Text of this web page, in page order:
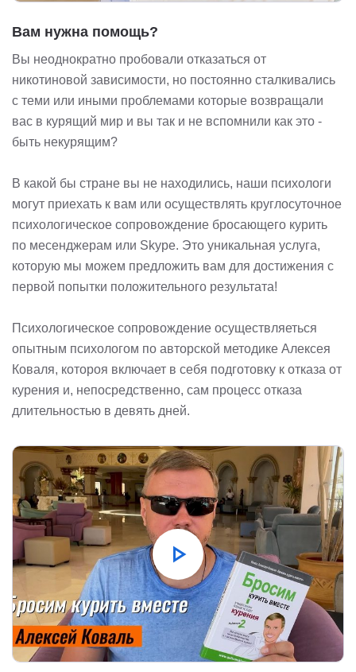
Вам нужна помощь?
Вы неоднократно пробовали отказаться от
никотиновой зависимости, но постоянно сталкивались
с теми или иными проблемами которые возвращали
вас в курящий мир и вы так и не вспомнили как это -
быть некурящим?
В какой бы стране вы не находились, наши психологи
могут приехать к вам или осуществлять круглосуточное
психологическое сопровождение бросающего курить
по месенджерам или Skype. Это уникальная услуга,
которую мы можем предложить вам для достижения с
первой попытки положительного результата!
Психологическое сопровождение осуществляеться
опытным психологом по авторской методике Алексея
Коваля, котороя включает в себя подготовку к отказа от
курения и, непосредственно, сам процесс отказа
длительностью в девять дней.
play_arrow